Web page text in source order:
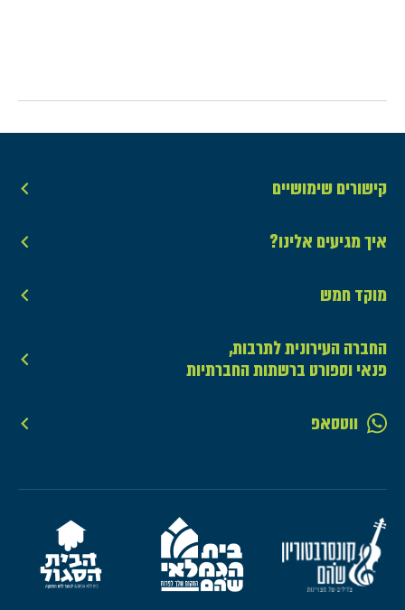
קישורים שימושיים
איך מגיעים אלינו?
מוקד חמש
החברה העירונית לתרבות,
פנאי וספורט ברשתות החברתיות
ווטסאפ